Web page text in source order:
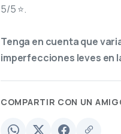
5/5 ⭐.
Tenga en cuenta que
imperfecciones leves en
COMPARTIR CON UN